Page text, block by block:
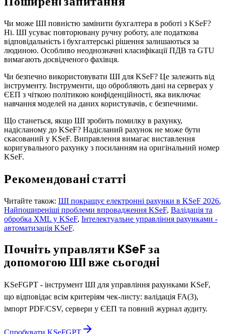
Чи може ШI повнiстю замiнити бухгалтера в роботi з KSeF?
Нi. ШI усуває повторювану ручну роботу, але податкова
вiдповiдальнiсть i бухгалтерськi рiшення залишаються за
людиною. Особливо неоднозначнi класифiкацiї ПДВ та GTU
вимагають досвiдченого фахiвця.
Чи безпечно використовувати ШI для KSeF? Це залежить вiд
iнструменту. Iнструменти, що обробляють данi на серверах у
ЄЕП з чiткою полiтикою конфiденцiйностi, яка виключає
навчання моделей на даних користувачiв, є безпечними.
Що станеться, якщо ШI зробить помилку в рахунку,
надiсланому до KSeF? Надiсланий рахунок не може бути
скасований у KSeF. Виправлення вимагає виставлення
коригувального рахунку з посиланням на оригiнальний номер
KSeF.
Рекомендованi статтi
Читайте також: ШI покращує електроннi рахунки в KSeF 2026,
Найпоширенiшi проблеми впровадження KSeF, Валiдацiя та
обробка XML у KSeF, Iнтелектуальне управлiння рахунками -
автоматизацiя KSeF.
Почнiть управляти KSeF за
допомогою ШI вже сьогоднi
KSeFGPT - iнструмент ШI для управлiння рахунками KSeF,
що вiдповiдає всiм критерiям чек-листу: валiдацiя FA(3),
iмпорт PDF/CSV, сервери у ЄЕП та повний журнал аудиту.